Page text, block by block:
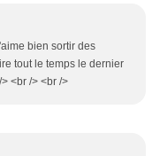
bien sortir des
tout le temps le dernier
<br /> <br />